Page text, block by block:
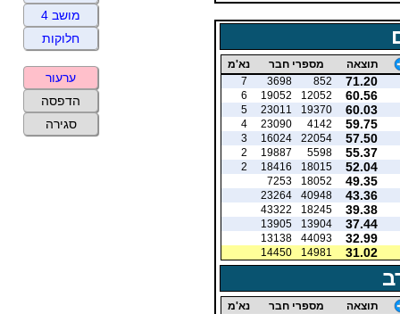
תוצאה מספרי חבר נא'מ
71.20
852
3698
7
60.56
12052
19052
6
60.03
19370
23011
5
59.75
4142
23090
4
57.50
22054
16024
3
55.37
5598
19887
2
52.04
18015
18416
2
49.35
18052
7253
43.36
40948
23264
39.38
18245
43322
37.44
13904
13905
32.99
44093
13138
31.02
14981
14450
תוצאה מספרי חבר נא'מ
מושב 4
חלוקות
ערעור
הדפסה
סגירה